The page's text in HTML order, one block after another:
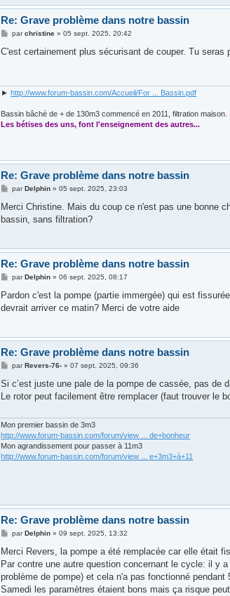
Re: Grave problème dans notre bassin
M
s
parchristine »05 sept. 2025, 20:42
C'est certainement plus sécurisant de couper. Tu seras
►http://www.forum-bassin.com/Accueil/For ... Bassin.pdf
Bassin bâché de + de 130m3 commencé en 2011, filtration maison.
Les bétises des uns, font l'enseignement des autres...
Re: Grave problème dans notre bassin
M
s
a
parDelphin »05 sept. 2025, 23:03
Merci Christine. Mais du coup ce n'est pas une bonne
bassin, sans filtration?
Re: Grave problème dans notre bassin
M
s
a
parDelphin »06 sept. 2025, 08:17
Pardon c'est la pompe (partie immergée) qui est
devrait arriver ce matin? Merci de votre aide
Re: Grave problème dans notre bassin
M
s
a
parRevers-76- »07 sept. 2025, 09:36
Si c’est juste une pale de la pompe de cassée, pas de
Le rotor peut facilement être remplacer (faut trouver le
Mon premier bassin de 3m3
http://www.forum-bassin.com/forum/view ... de+bonheur
Mon agrandissement pour passer à 11m3
http://www.forum-bassin.com/forum/view ... e+3m3+à+11
Re: Grave problème dans notre bassin
M
s
a
g
parDelphin »09 sept. 2025, 13:32
Merci Revers, la pompe a été remplacée car elle était
Par contre une autre question concernant le cycle: il y
problème de pompe) et cela n'a pas fonctionné
Samedi les paramètres étaient bons mais ça risque